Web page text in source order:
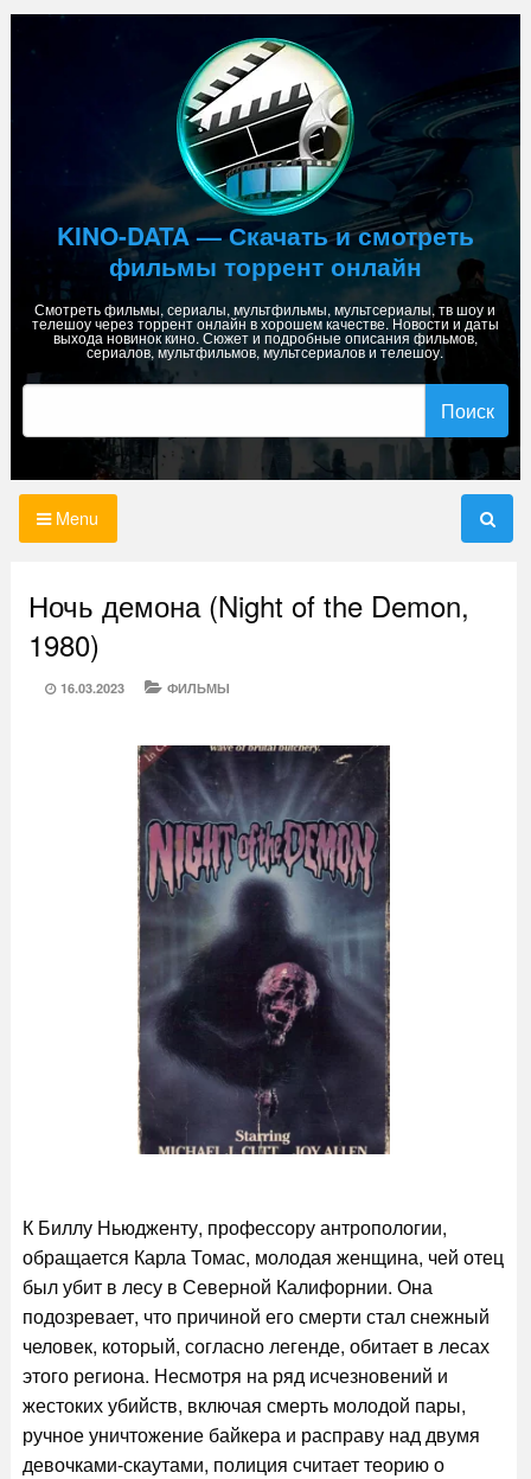
Skip
KINO-DATA — Скачать и смотреть
фильмы торрент онлайн
Смотреть фильмы, сериалы, мультфильмы, мультсериалы, тв шоу и
телешоу через торрент онлайн в хорошем качестве. Новости и даты
выхода новинок кино. Сюжет и подробные описания фильмов,
сериалов, мультфильмов, мультсериалов и телешоу.
Menu
Ночь демона (Night of the Demon,
1980)
POSTED
16.03.2023 CATEGORIES
ФИЛЬМЫ
К Биллу Ньюдженту, профессору антропологии,
обращается Карла Томас, молодая женщина, чей отец
был убит в лесу в Северной Калифорнии. Она
подозревает, что причиной его смерти стал снежный
человек, который, согласно легенде, обитает в лесах
этого региона. Несмотря на ряд исчезновений и
жестоких убийств, включая смерть молодой пары,
ручное уничтожение байкера и расправу над двумя
девочками-скаутами, полиция считает теорию о